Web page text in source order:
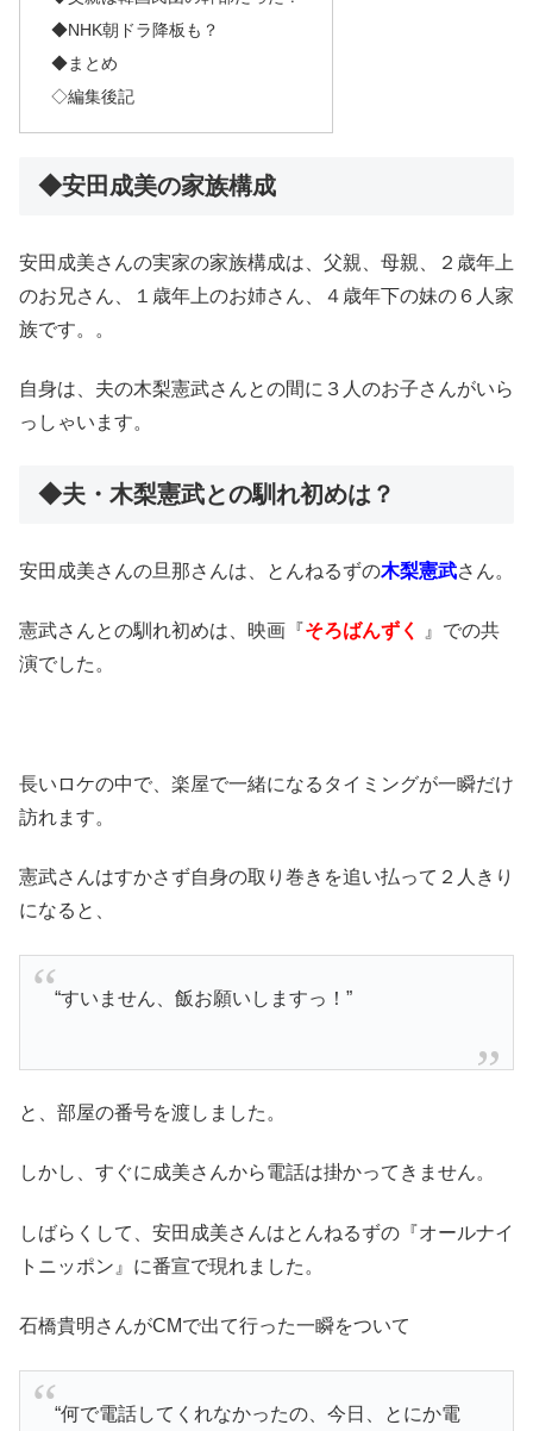
◆NHK朝ドラ降板も？
◆まとめ
◇編集後記
◆安田成美の家族構成
安田成美さんの実家の家族構成は、父親、母親、２歳年上
のお兄さん、１歳年上のお姉さん、４歳年下の妹の６人家
族です。。
自身は、夫の木梨憲武さんとの間に３人のお子さんがいら
っしゃいます。
◆夫・木梨憲武との馴れ初めは？
安田成美さんの旦那さんは、とんねるずの木梨憲武さん。
憲武さんとの馴れ初めは、映画『そろばんずく
』での共
演でした。
長いロケの中で、楽屋で一緒になるタイミングが一瞬だけ
訪れます。
憲武さんはすかさず自身の取り巻きを追い払って２人きり
になると、
“すいません、飯お願いしますっ！”
と、部屋の番号を渡しました。
しかし、すぐに成美さんから電話は掛かってきません。
しばらくして、安田成美さんはとんねるずの『オールナイ
トニッポン』に番宣で現れました。
石橋貴明さんがCMで出て行った一瞬をついて
“何で電話してくれなかったの、今日、とにか電